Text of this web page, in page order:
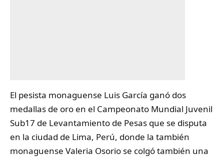
El pesista monaguense Luis García ganó dos
medallas de oro en el Campeonato Mundial Juvenil
Sub17 de Levantamiento de Pesas que se disputa
en la ciudad de Lima, Perú, donde la también
monaguense Valeria Osorio se colgó también una